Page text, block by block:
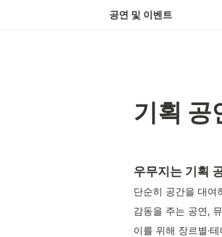
공연 및 이벤트
기획 공
우무지는 기획
단순히 공간을 대여
감동을 주는 공연,
이를 위해 장르별·